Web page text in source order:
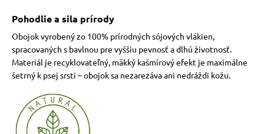
Pohodlie a sila prírody
Obojok vyrobený zo 100% prírodných sójových vlákien,
spracovaných s bavlnou pre vyššiu pevnosť a dlhú životnosť.
Materiál je recyklovateľný, mäkký kašmírový efekt je maximálne
šetrný k psej srsti – obojok sa nezarezáva ani nedráždi kožu.